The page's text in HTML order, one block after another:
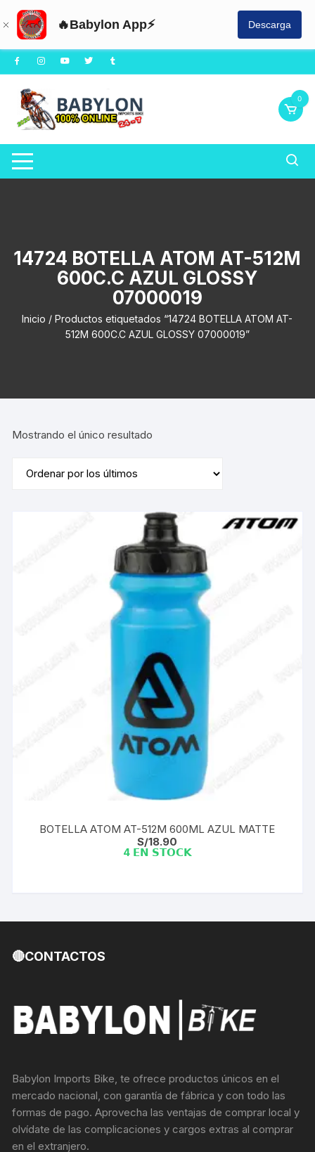
🔥Babylon App⚡ Descarga
Saltar
al
contenido
0
14724 BOTELLA ATOM AT-512M
600C.C AZUL GLOSSY
07000019
Inicio / Productos etiquetados “14724 BOTELLA ATOM AT-
512M 600C.C AZUL GLOSSY 07000019”
Mostrando el único resultado
BOTELLA ATOM AT-512M 600ML AZUL MATTE
S/18.90
4 𝗘𝗡 𝗦𝗧𝗢𝗖𝗞
🔴CONTACTOS
Babylon Imports Bike, te ofrece productos únicos en el
mercado nacional, con garantía de fábrica y con todo las
formas de pago. Aprovecha las ventajas de comprar local y
olvídate de las complicaciones y cargos extras al comprar
en el extranjero.